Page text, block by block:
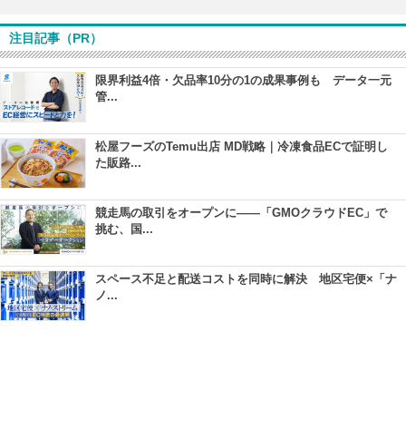
注目記事（PR）
限界利益4倍・欠品率10分の1の成果事例も データ一元
管...
松屋フーズのTemu出店 MD戦略｜冷凍食品ECで証明し
た販路...
競走馬の取引をオープンに――「GMOクラウドEC」で
挑む、国...
スペース不足と配送コストを同時に解決 地区宅便×「ナ
ノ...